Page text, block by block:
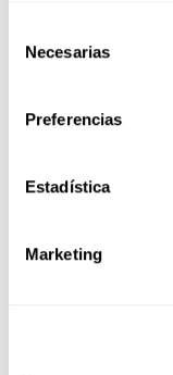
Necesarias
Preferencias
Estadística
Marketing
Bolsas de
y refuérzalas